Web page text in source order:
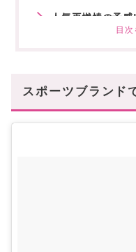
人気再燃焼の予
スポーツブランド